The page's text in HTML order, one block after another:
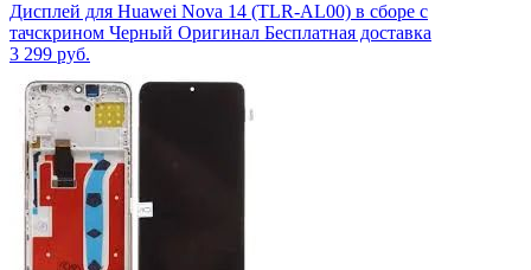
Дисплей для Huawei Nova 14 (TLR-AL00) в сборе с
тачскрином Черный Оригинал Бесплатная доставка
3 299 руб.